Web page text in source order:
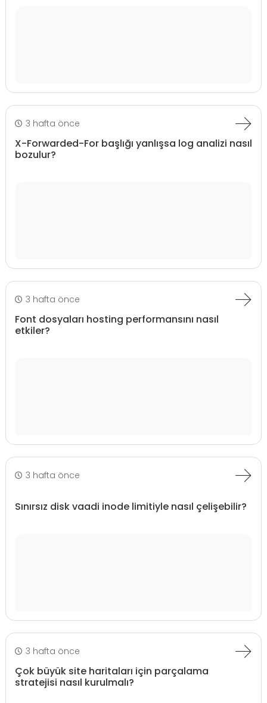
3 hafta önce
X-Forwarded-For başlığı yanlışsa log analizi nasıl
bozulur?
3 hafta önce
Font dosyaları hosting performansını nasıl
etkiler?
3 hafta önce
Sınırsız disk vaadi inode limitiyle nasıl çelişebilir?
3 hafta önce
Çok büyük site haritaları için parçalama
stratejisi nasıl kurulmalı?